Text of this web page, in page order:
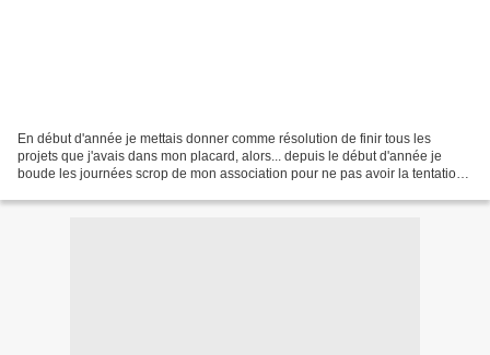
En début d'année je mettais donner comme résolution de finir tous les
projets que j'avais dans mon placard, alors... depuis le début d'année je
boude les journées scrop de mon association pour ne pas avoir la tentation